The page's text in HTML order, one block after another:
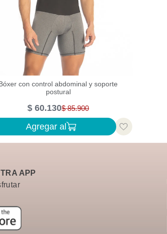
con control abdominal y soporte
postural
$ 85.900
$ 60.130
Agregar al
APP